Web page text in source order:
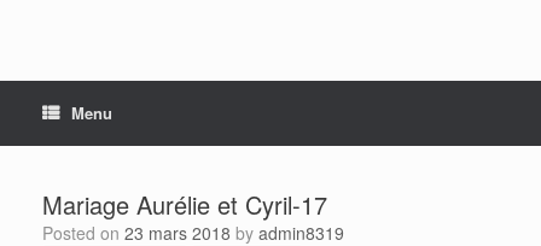
Menu
Mariage Aurélie et Cyril-17
Posted on 23 mars 2018 by admin8319